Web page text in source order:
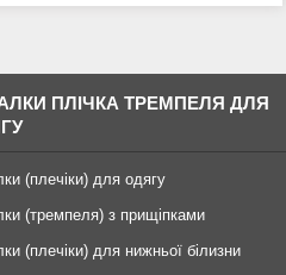
ПЛІЧКА ТРЕМПЕЛЯ ДЛЯ
(плечіки) для одягу
(тремпеля) з прищіпками
(плечіки) для нижньої білизни